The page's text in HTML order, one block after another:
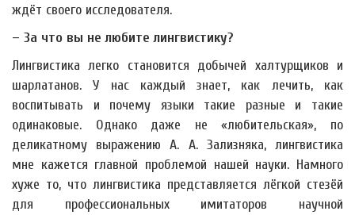
ждёт своего исследователя.
– За что вы не любите лингвистику?
Лингвистика легко становится добычей халтурщиков и
шарлатанов. У нас каждый знает, как лечить, как
воспитывать и почему языки такие разные и такие
одинаковые. Однако даже не «любительская», по
деликатному выражению А. А. Зализняка, лингвистика
мне кажется главной проблемой нашей науки. Намного
хуже то, что лингвистика представляется лёгкой стезёй
для профессиональных имитаторов научной